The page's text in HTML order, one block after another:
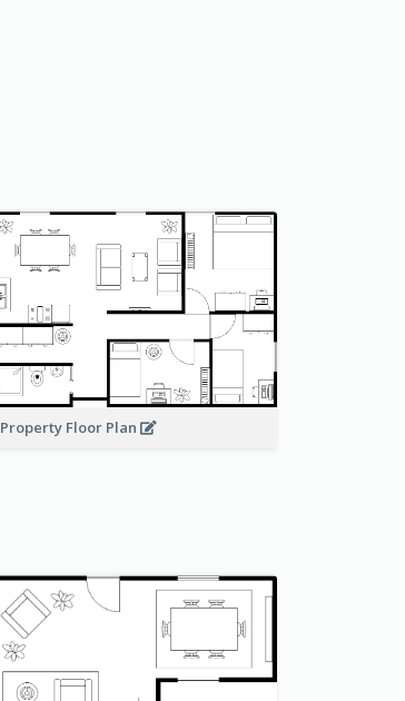
Property Floor Plan